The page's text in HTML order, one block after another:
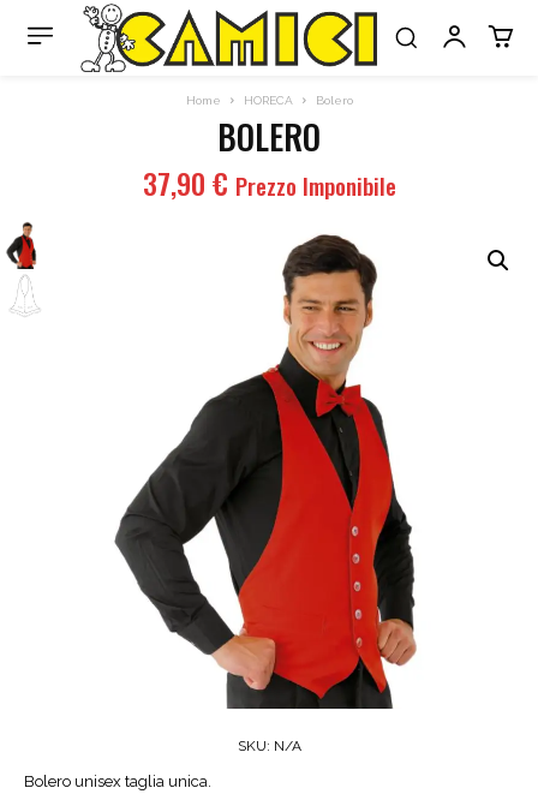
Home HORECA Bolero
BOLERO
37,90€ Prezzo Imponibile
SKU: N/A
Bolero unisex taglia unica.